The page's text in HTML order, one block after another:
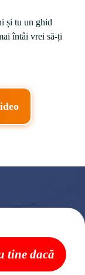
și tu un ghid
întâi vrei să-ți
tine dacă